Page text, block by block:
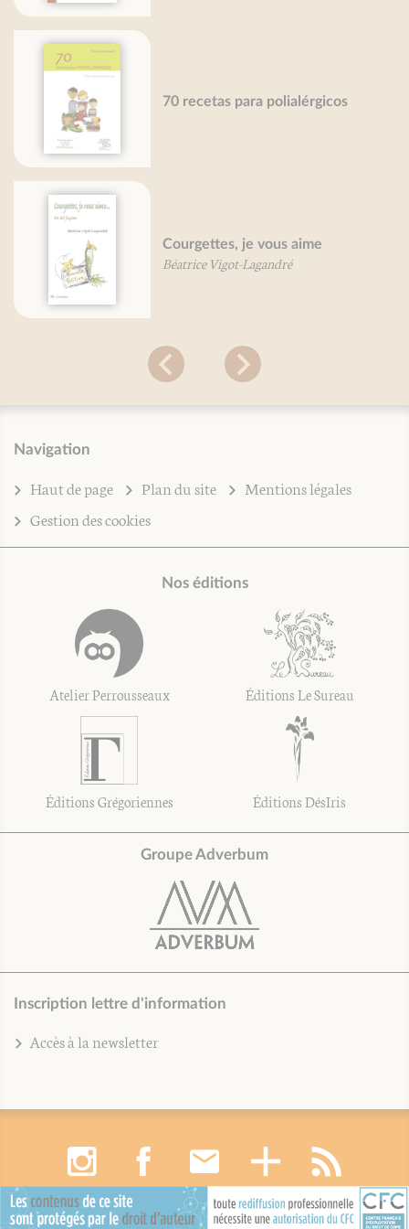
70 recetas para polialérgicos
Courgettes, je vous aime
Béatrice Vigot-Lagandré
Navigation
Haut de page Plan du site
Mentions légales
Gestion des cookies
Nos éditions
Atelier Perrousseaux Éditions Le Sureau
Éditions Grégoriennes Éditions DésIris
Groupe Adverbum
Inscription lettre d'information
Accès à la newsletter